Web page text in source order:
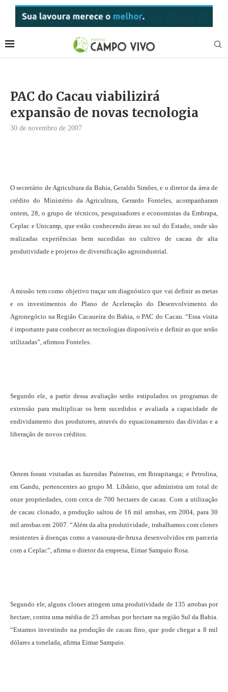
PAC do Cacau viabilizirá
expansão de novas tecnologia
30 de novembro de 2007
O secretário de Agricultura da Bahia, Geraldo Simões, e o diretor da área de
crédito do Ministério da Agricultura, Gerardo Fonteles, acompanharam
ontem, 28, o grupo de técnicos, pesquisadores e economistas da Embrapa,
Ceplac e Unicamp, que estão conhecendo áreas no sul do Estado, onde são
realizadas experiências bem sucedidas no cultivo de cacau de alta
produtividade e projetos de diversificação agroindustrial.
A missão tem como objetivo traçar um diagnóstico que vai definir as metas
e os investimentos do Plano de Aceleração do Desenvolvimento do
Agronegócio na Região Cacaueira do Bahia, o PAC do Cacau. “Essa visita
é importante para conhecer as tecnologias disponíveis e definir as que serão
utilizadas”, afirmou Fonteles.
Segundo ele, a partir dessa avaliação serão estipulados os programas de
extensão para multiplicar os bem sucedidos e avaliada a capacidade de
endividamento dos produtores, através do equacionamento das dívidas e a
liberação de novos créditos.
Ontem foram visitadas as fazendas Paineiras, em Ibirapitanga; e Petrolina,
em Gandu, pertencentes ao grupo M. Libânio, que administra um total de
onze propriedades, com cerca de 700 hectares de cacau. Com a utilização
de cacau clonado, a produção saltou de 16 mil arrobas, em 2004, para 30
mil arrobas em 2007. “Além da alta produtividade, trabalhamos com clones
resistentes à doenças como a vassoura-de-bruxa desenvolvidos em parceria
com a Ceplac”, afirma o diretor da empresa, Eimar Sampaio Rosa.
Segundo ele, alguns clones atingem uma produtividade de 135 arrobas por
hectare, contra uma média de 25 arrobas por hectare na região Sul da Bahia.
“Estamos investindo na produção de cacau fino, que pode chegar a 8 mil
dólares a tonelada, afirma Eimar Sampaio.